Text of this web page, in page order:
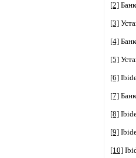
[2]
[3]
[4]
[5]
[6]
[7]
[8]
[9]
[10]